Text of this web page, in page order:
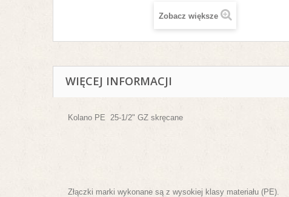
Zobacz większe
WIĘCEJ INFORMACJI
Kolano PE 25-1/2" GZ skręcane
Złączki marki wykonane są z wysokiej klasy materiału (PE).